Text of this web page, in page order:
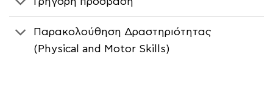
Παρακολούθηση Δραστηριότητας
(Physical and Motor Skills)